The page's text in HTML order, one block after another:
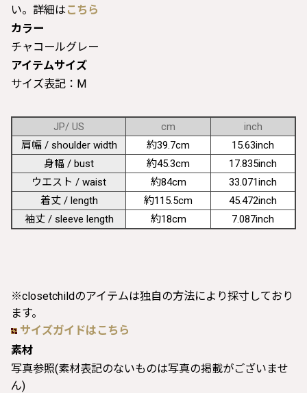
い。詳細は こちら
カラー
チャコールグレー
アイテムサイズ
サイズ表記：M
JP/ US cm
inch
肩幅 / shoulder width
約39.7cm
15.63inch
身幅 / bust
約45.3cm
17.835inch
ウエスト / waist
約84cm
33.071inch
着丈 / length
約115.5cm
45.472inch
袖丈 / sleeve length
約18cm 7.087inch
※closetchildのアイテムは独自の方法により採寸しており
ます。
サイズガイドはこちら
素材
写真参照(素材表記のないものは写真の掲載がございませ
ん)